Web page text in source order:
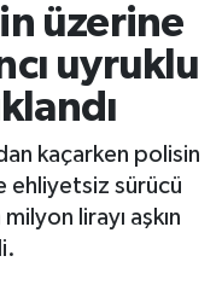
üzerine
uyruklu
kaçarken polisin
ehliyetsiz sürücü
lirayı aşkın